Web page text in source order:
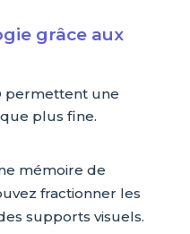
grâce aux
permettent une
plus fine.
mémoire de
fractionner les
supports visuels.